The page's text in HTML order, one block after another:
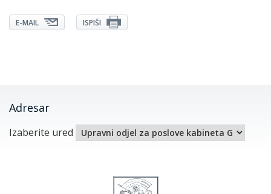
E-MAIL ISPIŠI
Adresar
Izaberite ured